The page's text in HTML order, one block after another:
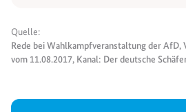
Quelle:
Rede bei Wahlkampfveranstaltung der AfD,
vom 11.08.2017, Kanal: Der deutsche